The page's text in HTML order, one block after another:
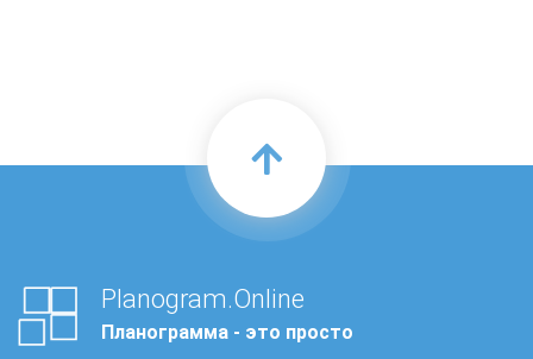
Planogram.Online
Планограмма - это просто